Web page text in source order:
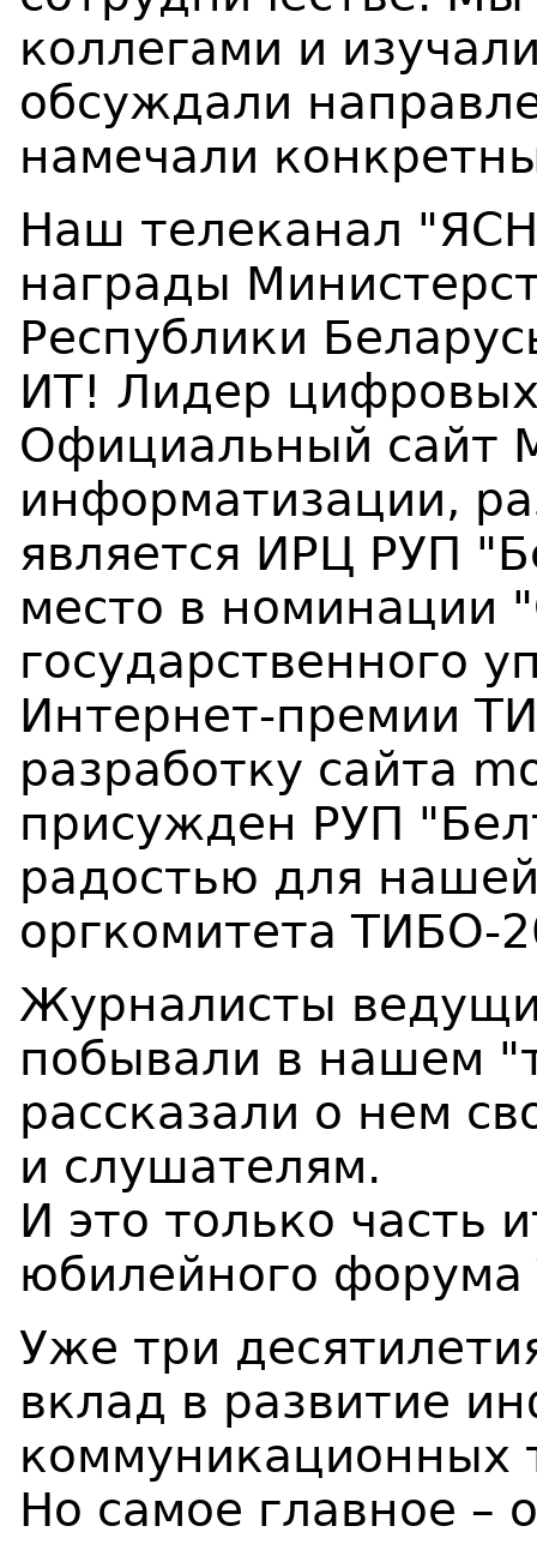
коллегами и
обсуждали
намечали
Наш телеканал
награды
Республики
ИТ! Лидер
Официальный сайт
информатизации,
является ИРЦ РУП
место в номинации
государственного
Интернет-премии
разработку сайта
присужден РУП
радостью для
оргкомитета ТИБО-
Журналисты
побывали в нашем
рассказали о нем
и слушателям.
И это только часть
юбилейного
Уже три
вклад в развитие
коммуникационных
Но самое главное –